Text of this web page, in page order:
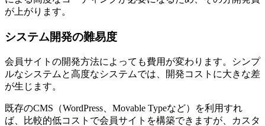
が上がります。
システム開発の難易度
会員サイトの開発方法によっても費用が変わります。シンプ
ルなシステムと高度なシステムでは、開発コストに大きな差
が生じます。
既存のCMS（WordPress、Movable Typeなど）を利用すれ
ば、比較的低コストで会員サイトを構築できますが、カスタ